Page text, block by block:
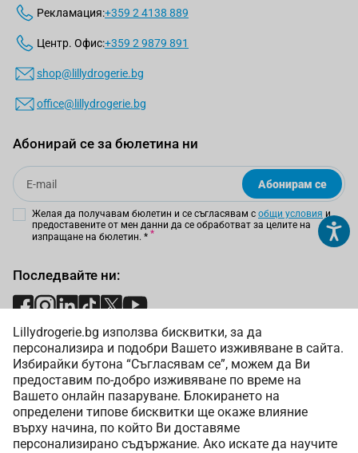
Lillydrogerie.bg използва бисквитки, за да
персонализира и подобри Вашето изживяване в сайта.
Избирайки бутона “Съгласявам се”, можем да Ви
предоставим по-добро изживяване по време на
Вашето онлайн пазаруване. Блокирането на
определени типове бисквитки ще окаже влияние
върху начина, по който Ви доставяме
персонализирано съдържание. Ако искате да научите
Рекламация:+359 2 4138 889
Центр. Офис:+359 2 9879 891
shop@lillydrogerie.bg
office@lillydrogerie.bg
Абонирай се за бюлетина ни
Email
Абонирам се
Желая да получавам бюлетин и се съгласявам с общи условия и
предоставените от мен данни да се обработват за целите на
изпращане на бюлетин. *
Последвайте ни:
Начини на плащане:
Начини на доставка: